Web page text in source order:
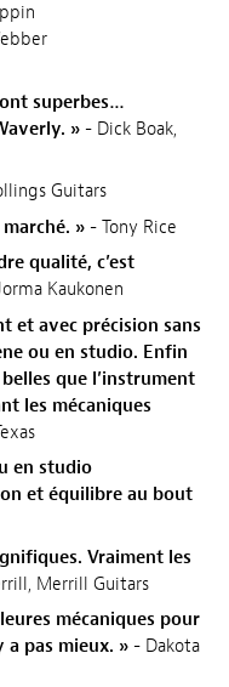
superbes…
» - Dick Boak,
Guitars
» - Tony Rice
qualité, c’est
Kaukonen
et avec précision sans
ou en studio. Enfin
que l’instrument
les mécaniques
en studio
et équilibre au bout
Vraiment les
Merrill Guitars
mécaniques pour
a pas mieux. » - Dakota